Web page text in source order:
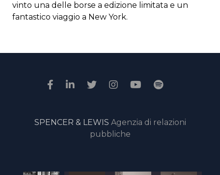
vinto una delle borse a edizione limitata e un
fantastico viaggio a New York.
SPENCER & LEWIS Agenzia di relazioni
pubbliche